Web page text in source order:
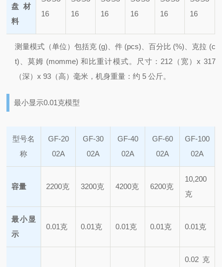
盘材
料
16
16
16
16
16
16
测量模式（单位）包括克 (g)、件 (pcs)、百分比 (%)、克拉 (c
t)、莫姆 (momme) 和比重计模式。
尺寸：212（宽）x 317
（深）x 93（高）毫米，机身重量：约 5 公斤。
最小显示0.01克模型
型号名
称
GF-20
02A
GF-30
02A
GF-40
02A
GF-60
02A
GF-100
02A
容量 2200克 3200克 4200克 6200克
10,200
克
最小显
示
0.01克 0.01克 0.01克 0.01克 0.01克
0.02克